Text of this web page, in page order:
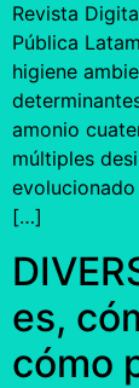
Revista
Pública
higiene
amonio
múltiples
[…]
es,
cómo